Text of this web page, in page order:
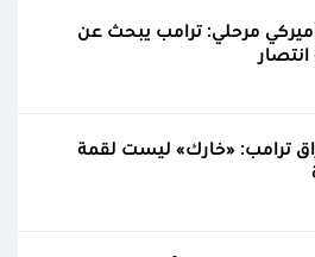
مرحلي: ترامب يبحث عن
ترامب: «خارك» ليست لقمة